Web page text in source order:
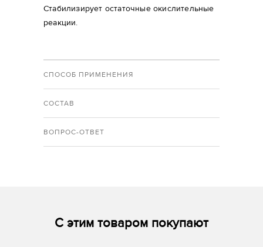
Стабилизирует остаточные окислительные
реакции.
СПОСОБ ПРИМЕНЕНИЯ
СОСТАВ
ВОПРОС-ОТВЕТ
С этим товаром покупают